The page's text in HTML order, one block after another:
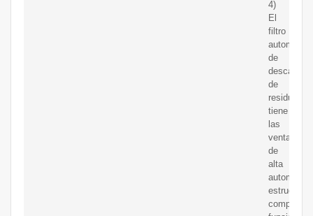
4)
El
filtro
automático
de
descarga
de
residuos
tiene
las
ventajas
de
alta
estructura
compacta,